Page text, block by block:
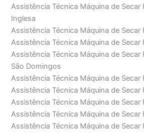
Assistência Técnica Máquina de Secar
Inglesa
Assistência Técnica Máquina de Secar
Assistência Técnica Máquina de Secar
Assistência Técnica Máquina de Secar
São Domingos
Assistência Técnica Máquina de Secar
Assistência Técnica Máquina de Secar
Assistência Técnica Máquina de Secar
Assistência Técnica Máquina de Secar
Assistência Técnica Máquina de Secar